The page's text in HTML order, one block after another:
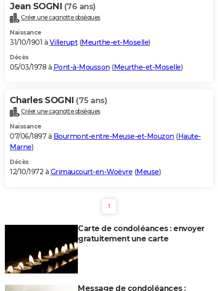
Jean SOGNI (76 ans)
Créer une cagnotte obsèques
Naissance
31/10/1901 à Villerupt(Meurthe-et-Moselle)
Décès
05/03/1978 à Pont-à-Mousson (Meurthe-et-Moselle)
Charles SOGNI (75 ans)
Créer une cagnotte obsèques
Naissance
07/06/1897 à Bourmont-entre-Meuse-et-Mouzon (Haute-
Marne)
Décès
12/10/1972 à Grimaucourt-en-Woëvre (Meuse)
1
Carte de condoléances : envoyer
gratuitement une carte
Message de condoléances :